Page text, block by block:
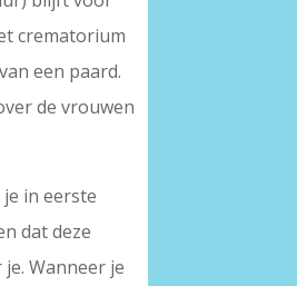
crematorium
een paard.
de vrouwen
in eerste
dat deze
Wanneer je